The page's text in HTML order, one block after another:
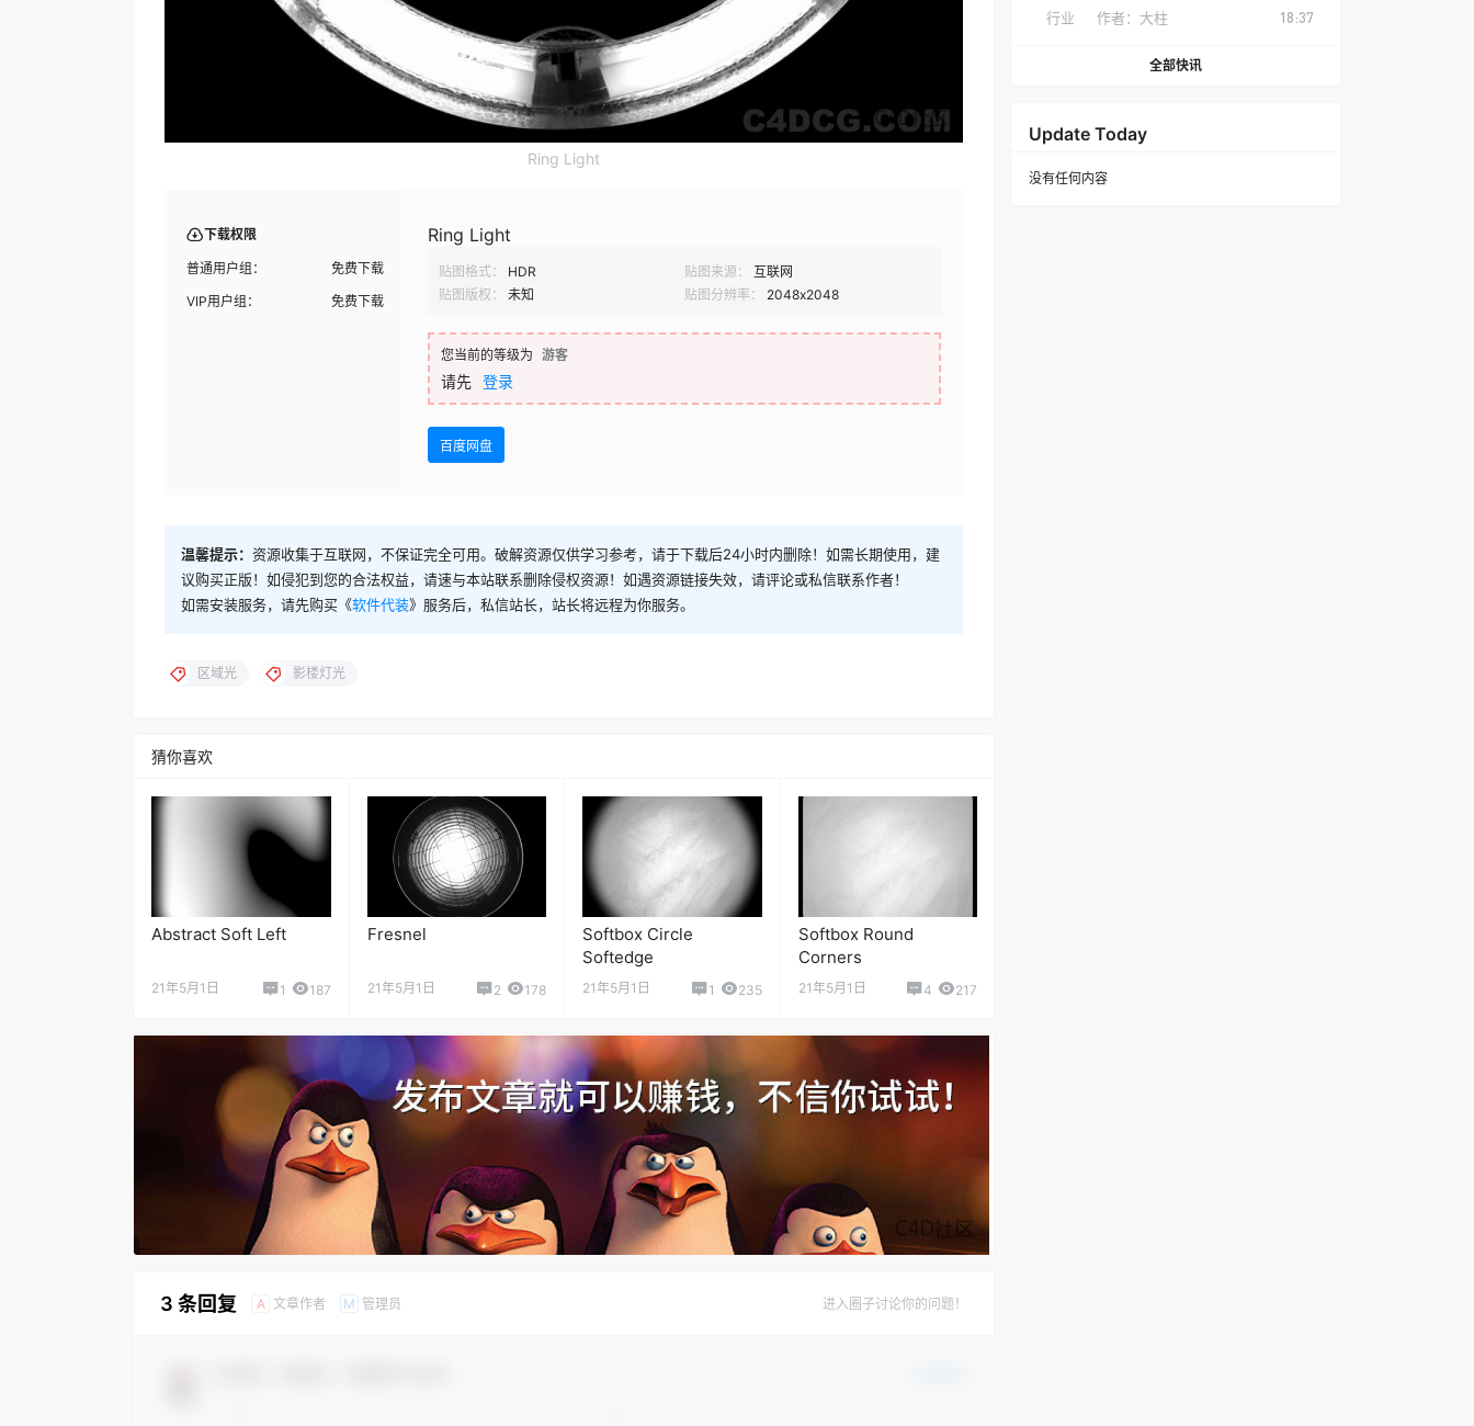
Ring Light
下载权限
普通用户组：
免费下载
VIP用户组：
免费下载
Ring Light
贴图格式： HDR 贴图来源：
互联网
贴图版权：
未知 贴图分辨率： 2048x2048
您当前的等级为 游客
请先 登录
百度网盘
温馨提示： 资源收集于互联网，不保证完全可用。破解资源仅供学习参考，请于下载后24小时内删除！如需长期使用，建
议购买正版！如侵犯到您的合法权益，请速与本站联系删除侵权资源！如遇资源链接失效，请评论或私信联系作者！
如需安装服务，请先购买《软件代装》服务后，私信站长，站长将远程为你服务。
区域光 影楼灯光
猜你喜欢
Abstract Soft Left
21年5月1日 1 187
Fresnel
21年5月1日 2 178
Softbox Circle
Softedge
21年5月1日 1 235
Softbox Round
Corners
21年5月1日 4 217
3 条回复 A 文章作者 M 管理员 进入圈子讨论你的问题！
行业 作者： 大柱 18:37
全部快讯
Update Today
没有任何内容